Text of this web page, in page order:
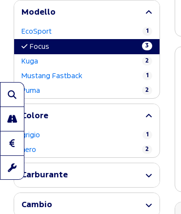
Modello
EcoSport 1
Focus 3
Kuga 2
Mustang Fastback 1
Puma 2
Colore
grigio 1
nero 2
Carburante
Cambio